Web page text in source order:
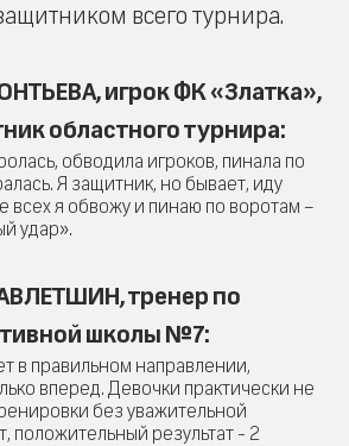
всего турнира.
игрок ФК «Златка»,
областного турнира:
обводила игроков, пинала по
Я защитник, но бывает, иду
всех я обвожу и пинаю по воротам –
удар».
тренер по
школы №7:
в правильном направлении,
вперед. Девочки практически не
без уважительной
положительный результат - 2